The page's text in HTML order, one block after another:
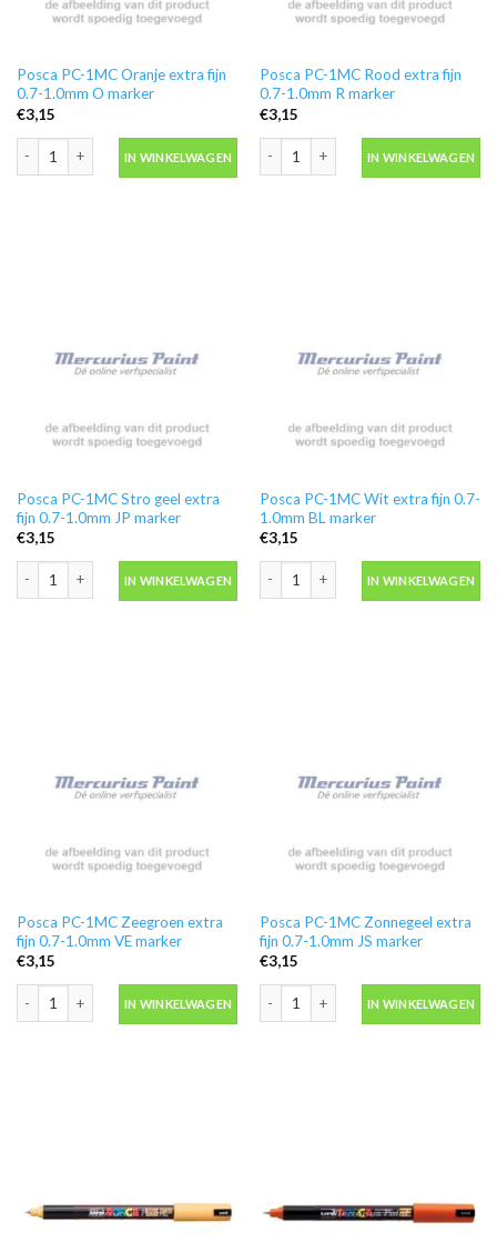
Posca PC-1MC Oranje extra fijn
0.7-1.0mm O marker
€3,15
IN WINKELWAGEN
Posca PC-1MC Rood extra fijn
0.7-1.0mm R marker
€3,15
IN WINKELWAGEN
Posca PC-1MC Stro geel extra
fijn 0.7-1.0mm JP marker
€3,15
IN WINKELWAGEN
Posca PC-1MC Wit extra fijn 0.7-
1.0mm BL marker
€3,15
IN WINKELWAGEN
Posca PC-1MC Zeegroen extra
fijn 0.7-1.0mm VE marker
€3,15
Posca PC-1MC Zeegroen extra fijn 0.7-1.0mm VE marker aantal
IN WINKELWAGEN
Posca PC-1MC Zonnegeel extra
fijn 0.7-1.0mm JS marker
€3,15
Posca PC-1MC Zonnegeel extra fijn
IN WINKELWAGEN